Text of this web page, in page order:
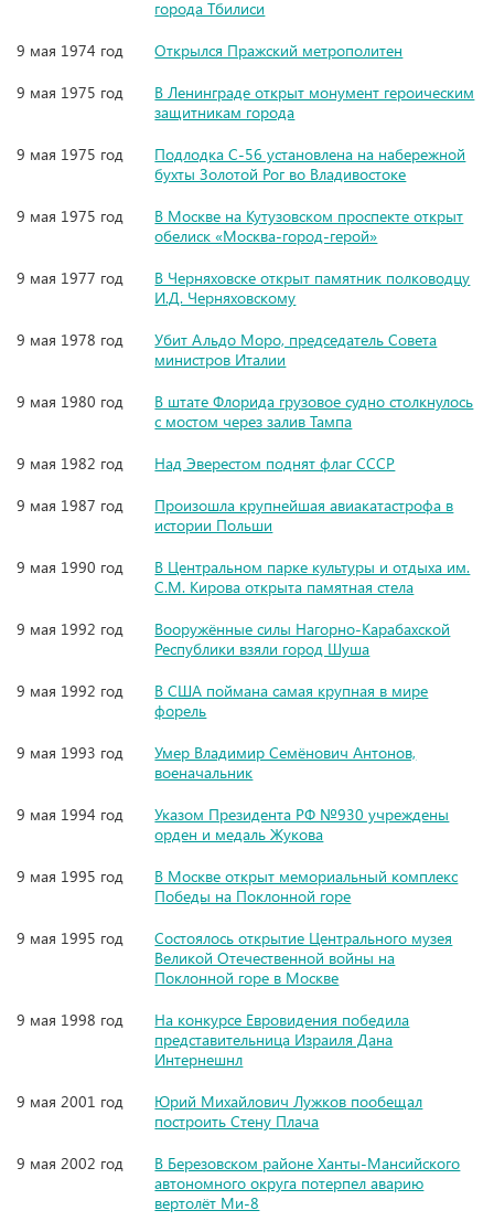
города Тбилиси
9 мая 1974 год
Открылся Пражский метрополитен
9 мая 1975 год
В Ленинграде открыт монумент героическим
защитникам города
9 мая 1975 год
Подлодка С-56 установлена на набережной
бухты Золотой Рог во Владивостоке
9 мая 1975 год
В Москве на Кутузовском проспекте открыт
обелиск «Москва-город-герой»
9 мая 1977 год
В Черняховске открыт памятник полководцу
И.Д. Черняховскому
9 мая 1978 год
Убит Альдо Моро, председатель Совета
министров Италии
9 мая 1980 год
В штате Флорида грузовое судно столкнулось
с мостом через залив Тампа
9 мая 1982 год
Над Эверестом поднят флаг СССР
9 мая 1987 год
Произошла крупнейшая авиакатастрофа в
истории Польши
9 мая 1990 год
В Центральном парке культуры и отдыха им.
С.М. Кирова открыта памятная стела
9 мая 1992 год
Вооружённые силы Нагорно-Карабахской
Республики взяли город Шуша
9 мая 1992 год
В США поймана самая крупная в мире
форель
9 мая 1993 год
Умер Владимир Семёнович Антонов,
военачальник
9 мая 1994 год
Указом Президента РФ №930 учреждены
орден и медаль Жукова
9 мая 1995 год
В Москве открыт мемориальный комплекс
Победы на Поклонной горе
9 мая 1995 год
Состоялось открытие Центрального музея
Великой Отечественной войны на
Поклонной горе в Москве
9 мая 1998 год
На конкурсе Евровидения победила
представительница Израиля Дана
Интернешнл
9 мая 2001 год
Юрий Михайлович Лужков пообещал
построить Стену Плача
9 мая 2002 год
В Березовском районе Ханты-Мансийского
автономного округа потерпел аварию
вертолёт Ми-8